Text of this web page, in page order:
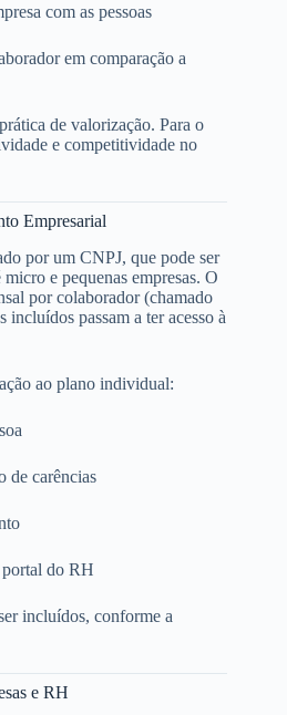
com as pessoas
em comparação a
de valorização. Para o
e competitividade no
Empresarial
por um CNPJ, que pode ser
e pequenas empresas. O
por colaborador (chamado
passam a ter acesso à
ao plano individual:
de carências
do RH
incluídos, conforme a
e RH